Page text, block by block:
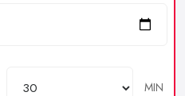
MIN